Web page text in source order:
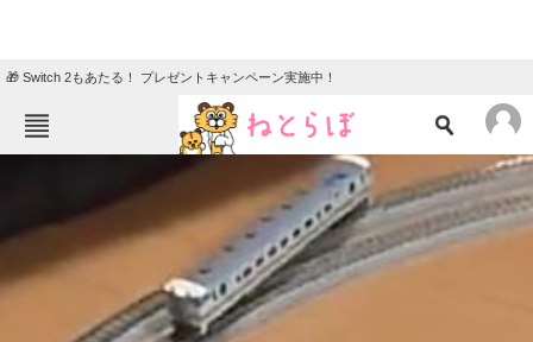
🎁 Switch 2もあたる！ プレゼントキャンペーン実施中！
ニュース
エンタメ クイズ
グルメ 地域